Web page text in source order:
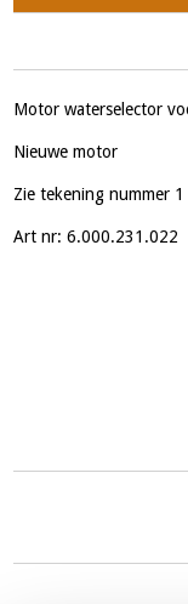
Motor waterselector
Nieuwe motor
Zie tekening nummer 1
Art nr: 6.000.231.022